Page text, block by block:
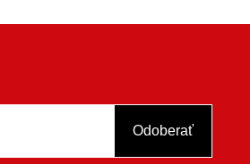
Odoberať